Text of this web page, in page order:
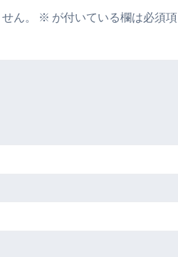
ん。 ※ が付いている欄は必須